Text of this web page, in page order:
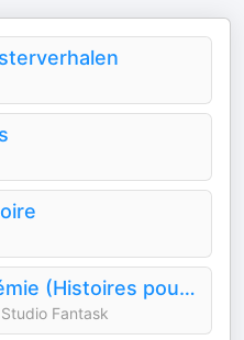
La Grimm Académie (Histoires pour enfants)
Fantask